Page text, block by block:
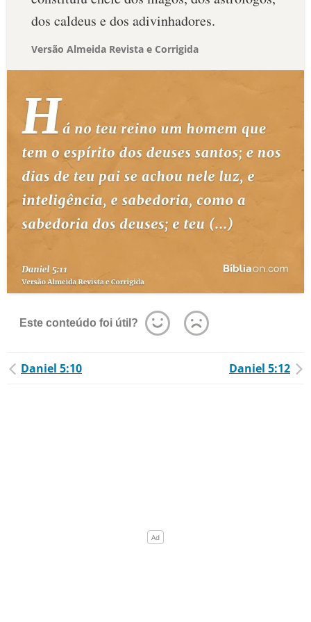
dos caldeus e dos adivinhadores.
Versão Almeida Revista e Corrigida
Este conteúdo foi útil?
Daniel 5:10 Daniel 5:12